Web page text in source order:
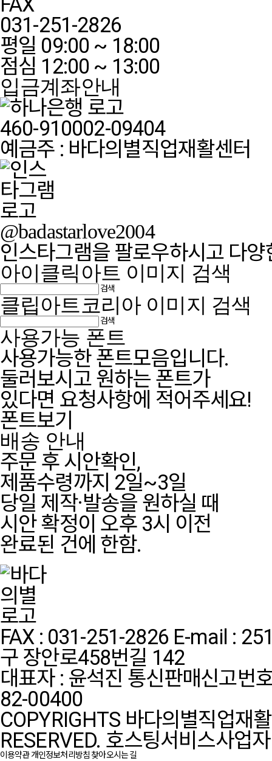
031-251-2826
평일 09:00 ~ 18:00
점심 12:00 ~ 13:00
입금계좌안내
460-910002-09404
예금주 : 바다의별직업재활센터
@badastarlove2004
인스타그램을 팔로우하시고 다
아이클릭아트 이미지 검색
검색
클립아트코리아 이미지 검색
검색
사용가능 폰트
사용가능한 폰트모음입니다.
둘러보시고 원하는 폰트가
있다면 요청사항에 적어주세요!
폰트보기
배송 안내
주문 후 시안확인,
제품수령까지 2일~3일
당일 제작·발송을 원하실 때
시안 확정이 오후 3시 이전
완료된 건에 한함.
FAX : 031-251-2826 E-mail :
구 장안로458번길 142
대표자 : 윤석진 통신판매신고번
82-00400
COPYRIGHTS 바다의별직업재
RESERVED. 호스팅서비스사업
이용약관 개인정보처리방침 찾아오시는 길